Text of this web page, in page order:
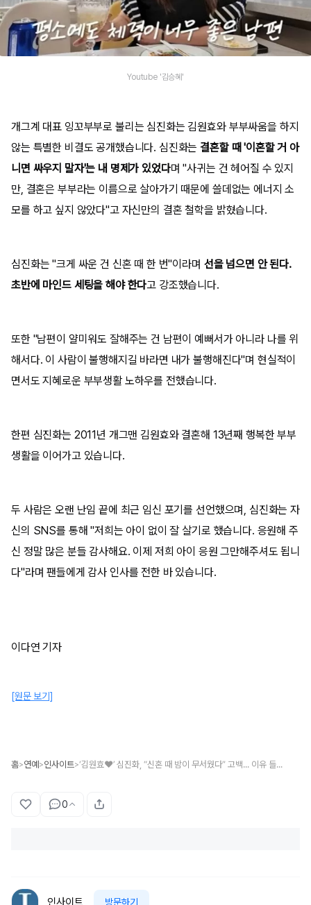
Youtube '김승혜'
개그계 대표 잉꼬부부로 불리는 심진화는 김원효와 부부싸움을 하지
않는 특별한 비결도 공개했습니다. 심진화는결혼할 때 '이혼할 거 아
니면 싸우지 말자'는 내 명제가 있었다며 "사귀는 건 헤어질 수 있지
만, 결혼은 부부라는 이름으로 살아가기 때문에 쓸데없는 에너지 소
모를 하고 싶지 않았다"고 자신만의 결혼 철학을 밝혔습니다.
심진화는 "크게 싸운 건 신혼 때 한 번"이라며 선을 넘으면 안 된다.
초반에 마인드 세팅을 해야 한다고 강조했습니다.
또한 "남편이 얄미워도 잘해주는 건 남편이 예뻐서가 아니라 나를 위
해서다. 이 사람이 불행해지길 바라면 내가 불행해진다"며 현실적이
면서도 지혜로운 부부생활 노하우를 전했습니다.
한편 심진화는 2011년 개그맨 김원효와 결혼해 13년째 행복한 부부
생활을 이어가고 있습니다.
두 사람은 오랜 난임 끝에 최근 임신 포기를 선언했으며, 심진화는 자
신의 SNS를 통해 "저희는 아이 없이 잘 살기로 했습니다. 응원해 주
신 정말 많은 분들 감사해요. 이제 저희 아이 응원 그만해주셔도 됩니
다"라며 팬들에게 감사 인사를 전한 바 있습니다.
이다연 기자
[원문 보기]
홈>연예 >인사이트> ‘김원효♥’ 심진화, “신혼 때 밤이 무서웠다” 고백... 이유 들어보니
0
인사이트 방문하기